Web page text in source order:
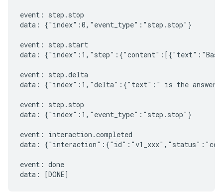
event: step.stop
data: {"index":0,"event_type":"step.stop"}
event: step.start
data:
event: step.delta
data: {"index":1,"delta":{"text":" is the answer
event: step.stop
data: {"index":1,"event_type":"step.stop"}
event: interaction.completed
data:
event: done